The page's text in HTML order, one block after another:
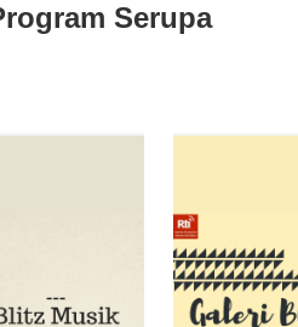
Serupa